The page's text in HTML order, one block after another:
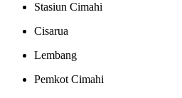
Stasiun Cimahi
Cisarua
Lembang
Pemkot Cimahi